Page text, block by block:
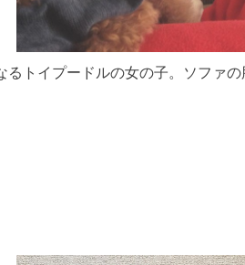
るトイプードルの女の子。ソファの